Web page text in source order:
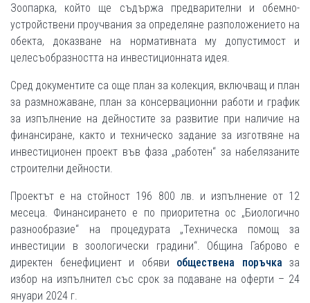
Зоопарка, който ще съдържа предварителни и обемно-
устройствени проучвания за определяне разположението на
обекта, доказване на нормативната му допустимост и
целесъобразността на инвестиционната идея.
Сред документите са още план за колекция, включващ и план
за размножаване, план за консервационни работи и график
за изпълнение на дейностите за развитие при наличие на
финансиране, както и техническо задание за изготвяне на
инвестиционен проект във фаза „работен“ за набелязаните
строителни дейности.
Проектът е на стойност 196 800 лв. и изпълнение от 12
месеца. Финансирането е по приоритетна ос „Биологично
разнообразие“ на процедурата „Техническа помощ за
инвестиции в зоологически градини“. Община Габрово е
директен бенефициент и обяви обществена поръчка за
избор на изпълнител със срок за подаване на оферти – 24
януари 2024 г.